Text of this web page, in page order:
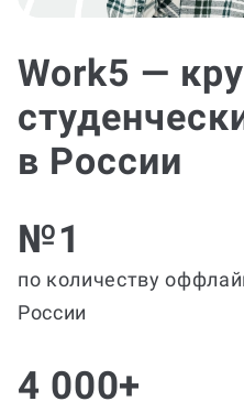
Work5 —
в России
№1
по количеству
России
4 000+